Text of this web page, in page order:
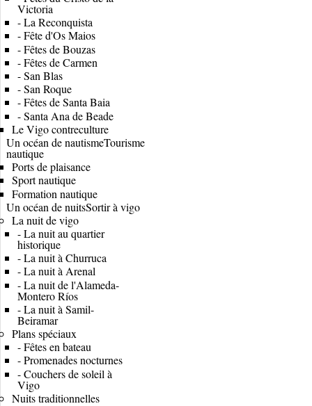
Victoria
-La Reconquista
-Fête d'Os Maios
-Fêtes de Bouzas
-Fêtes de Carmen
-San Blas
-San Roque
-Fêtes de Santa Baia
-Santa Ana de Beade
Le Vigo contreculture
Un océan de nautismeTourisme
nautique
Ports de plaisance
Sport nautique
Formation nautique
Un océan de nuitsSortir à vigo
La nuit de vigo
-La nuit au quartier
historique
-La nuit à Churruca
-La nuit à Arenal
-La nuit de l'Alameda-
Montero Ríos
-La nuit à Samil-
Beiramar
Plans spéciaux
-Fêtes en bateau
-Promenades nocturnes
-Couchers de soleil à
Vigo
Nuits traditionnelles